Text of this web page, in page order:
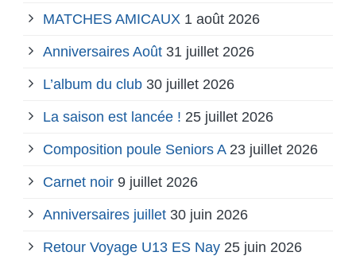
MATCHES AMICAUX 1 août 2026
Anniversaires Août 31 juillet 2026
L’album du club 30 juillet 2026
La saison est lancée ! 25 juillet 2026
Composition poule Seniors A 23 juillet 2026
Carnet noir 9 juillet 2026
Anniversaires juillet 30 juin 2026
Retour Voyage U13 ES Nay 25 juin 2026